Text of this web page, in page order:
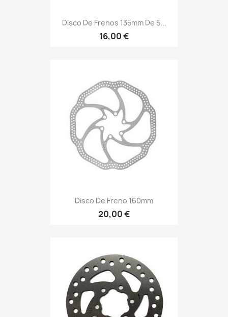
Disco De Frenos 135mm De 5...
16,00 €
Disco De Freno 160mm
20,00 €